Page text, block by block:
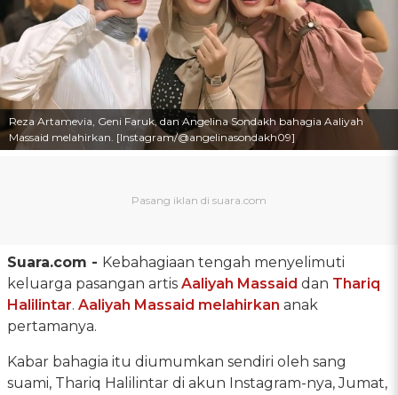
Reza Artamevia, Geni Faruk, dan Angelina Sondakh bahagia Aaliyah
Massaid melahirkan. [Instagram/@angelinasondakh09]
Suara.com - Kebahagiaan tengah menyelimuti
keluarga pasangan artis Aaliyah Massaid dan Thariq
Halilintar. Aaliyah Massaid melahirkan anak
pertamanya.
Kabar bahagia itu diumumkan sendiri oleh sang
suami, Thariq Halilintar di akun Instagram-nya, Jumat,